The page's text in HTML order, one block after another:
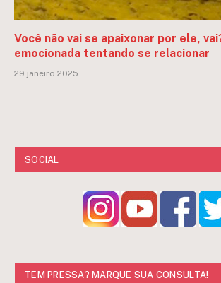
Você não vai se apaixonar por ele,
emocionada tentando se relacionar
29 janeiro 2025
SOCIAL
TEM PRESSA? MARQUE SUA CONSULTA!